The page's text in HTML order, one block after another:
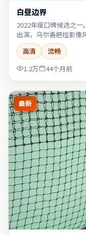
白昼边界
2022年度口碑候选之
出演，乌尔善把控影像
高清
流畅
1.2万
44个月前
最新